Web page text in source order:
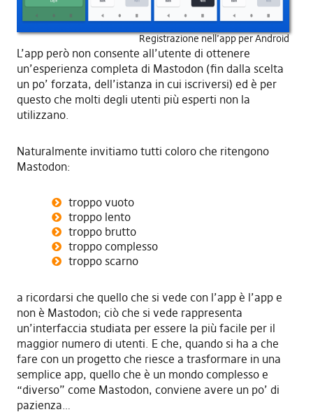
Registrazione nell’app per Android
L’app però non consente all’utente di ottenere
un’esperienza completa di Mastodon (fin dalla scelta
un po’ forzata, dell’istanza in cui iscriversi) ed è per
questo che molti degli utenti più esperti non la
utilizzano.
Naturalmente invitiamo tutti coloro che ritengono
Mastodon:
troppo vuoto
troppo lento
troppo brutto
troppo complesso
troppo scarno
a ricordarsi che quello che si vede con l’app è l’app e
non è Mastodon; ciò che si vede rappresenta
un’interfaccia studiata per essere la più facile per il
maggior numero di utenti. E che, quando si ha a che
fare con un progetto che riesce a trasformare in una
semplice app, quello che è un mondo complesso e
“diverso” come Mastodon, conviene avere un po’ di
pazienza…